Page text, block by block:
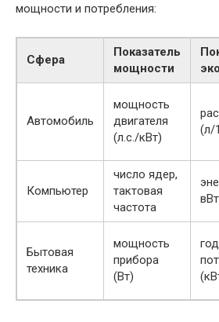
мощности и потребления:
Сфера
Показатель
мощности
Автомобиль
мощность
двигателя
(л.с./кВт)
(л/
Компьютер
число ядер,
тактовая
частота
вВт
Бытовая
техника
мощность
прибора
(Вт)